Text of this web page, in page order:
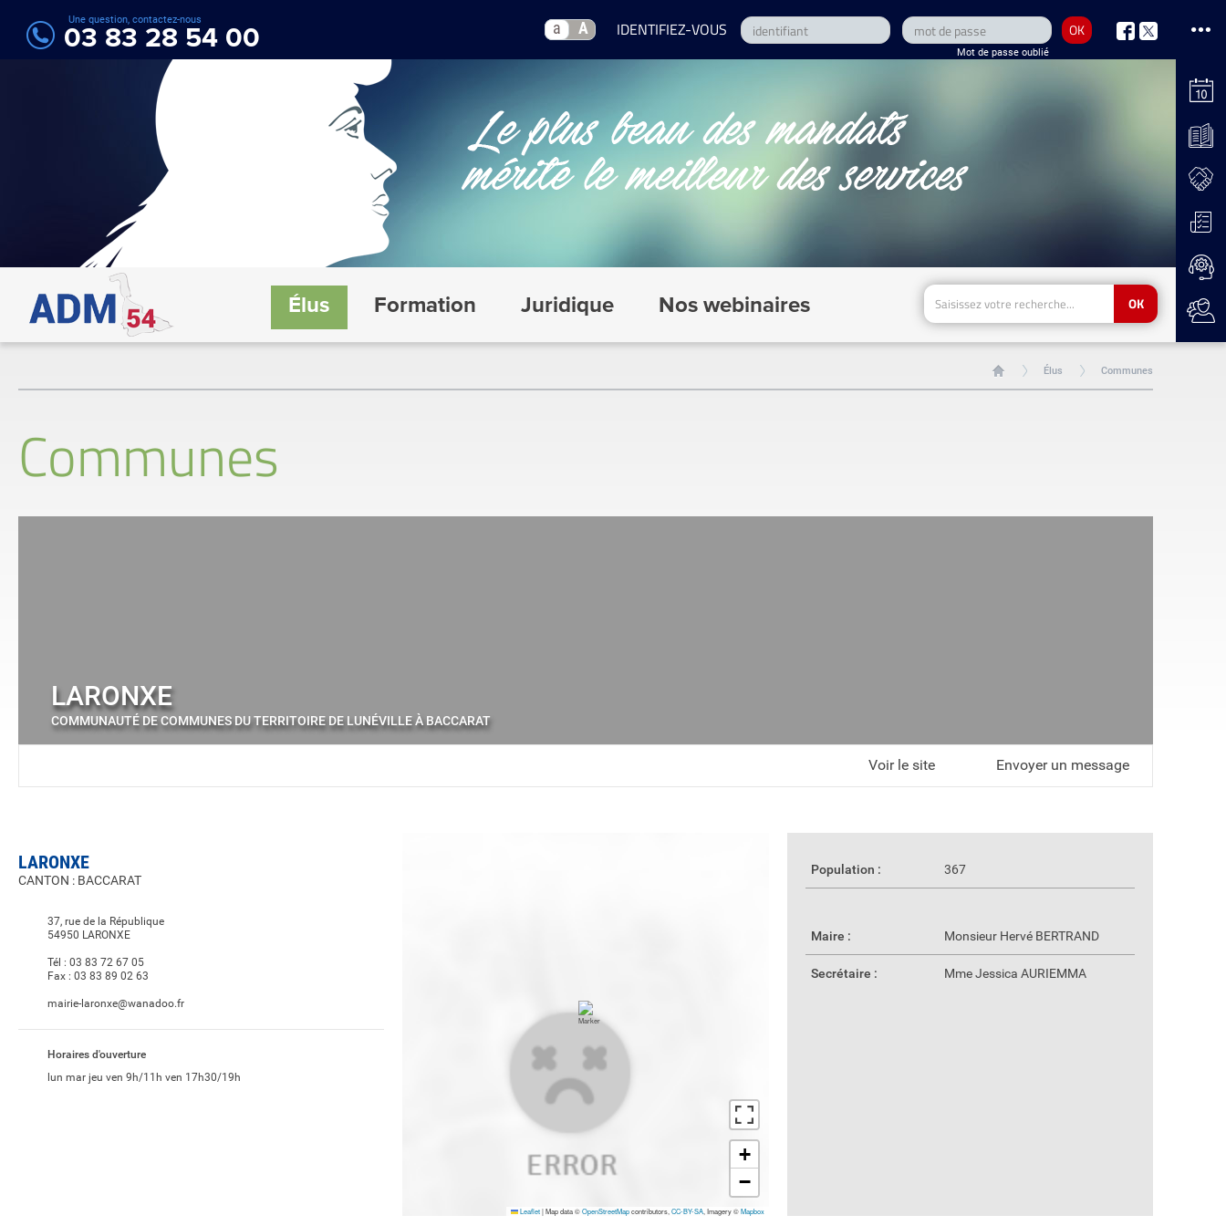
a A OK
Mot de passe oublié
nous
sur
nous
sur
Une question, contactez-nous
03 83 28 54 00
Élus Formation Juridique Nos webinaires OK
Élus Communes
Communes
LARONXE
COMMUNAUTÉ DE COMMUNES DU TERRITOIRE DE LUNÉVILLE À BACCARAT
Voir le site Envoyer un message
LARONXE
CANTON : BACCARAT
37, rue de la République
54950 LARONXE
Tél : 03 83 72 67 05
Fax : 03 83 89 02 63
mairie-laronxe@wanadoo.fr
Horaires d'ouverture
lun mar jeu ven 9h/11h ven 17h30/19h
Population : 367
Maire : Monsieur Hervé BERTRAND
Secrétaire : Mme Jessica AURIEMMA
+
−
Leaflet |Map data ©OpenStreetMapcontributors, CC-BY-SA, Imagery ©Mapbox